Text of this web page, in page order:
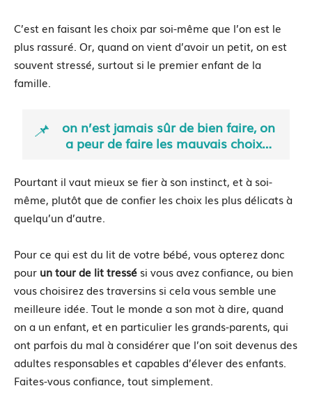
C’est en faisant les choix par soi-même que l’on est le
plus rassuré. Or, quand on vient d’avoir un petit, on est
souvent stressé, surtout si le premier enfant de la
famille.
on n’est jamais sûr de bien faire, on
a peur de faire les mauvais choix…
Pourtant il vaut mieux se fier à son instinct, et à soi-
même, plutôt que de confier les choix les plus délicats à
quelqu’un d’autre.
Pour ce qui est du lit de votre bébé, vous opterez donc
pour un tour de lit tressé si vous avez confiance, ou bien
vous choisirez des traversins si cela vous semble une
meilleure idée. Tout le monde a son mot à dire, quand
on a un enfant, et en particulier les grands-parents, qui
ont parfois du mal à considérer que l’on soit devenus des
adultes responsables et capables d’élever des enfants.
Faites-vous confiance, tout simplement.